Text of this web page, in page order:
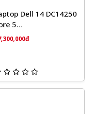
Dell 14 DC14250
5
16GB/1TB/14''FHD+/